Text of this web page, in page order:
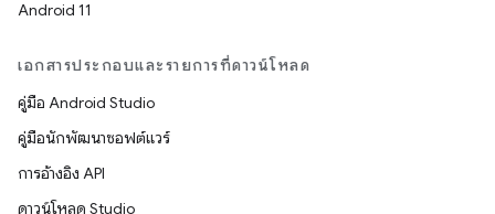
Android 11
เอกสารประกอบและรายการที่ดาวน์โหลด
คู่มือ Android Studio
คู่มือนักพัฒนาซอฟต์แวร์
การอ้างอิง API
ดาวน์โหลด Studio